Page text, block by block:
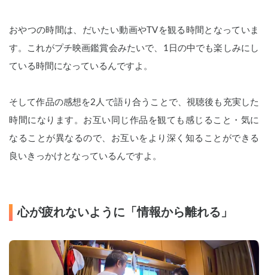
おやつの時間は、だいたい動画やTVを観る時間となっていま
す。これがプチ映画鑑賞会みたいで、1日の中でも楽しみにし
ている時間になっているんですよ。
そして作品の感想を2人で語り合うことで、視聴後も充実した
時間になります。お互い同じ作品を観ても感じること・気に
なることが異なるので、お互いをより深く知ることができる
良いきっかけとなっているんですよ。
心が疲れないように「情報から離れる」